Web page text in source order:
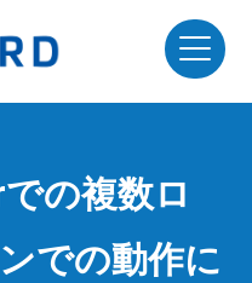
の複数ロ
での動作に